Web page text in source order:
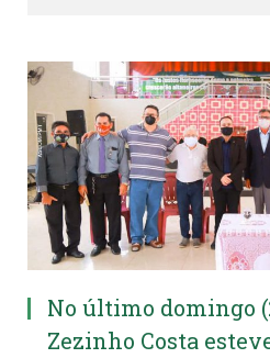
No último domingo
Zezinho Costa